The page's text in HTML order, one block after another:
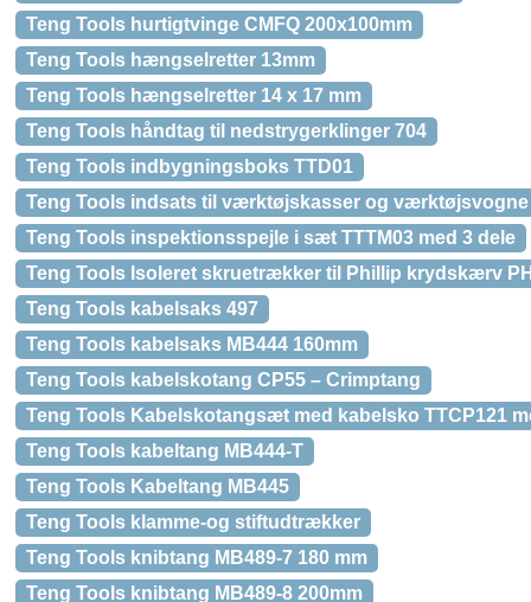
Teng Tools hurtigtvinge CMFQ 200x100mm
Teng Tools hængselretter 13mm
Teng Tools hængselretter 14 x 17 mm
Teng Tools håndtag til nedstrygerklinger 704
Teng Tools indbygningsboks TTD01
Teng Tools indsats til værktøjskasser og værktøjsvogne
Teng Tools inspektionsspejle i sæt TTTM03 med 3 dele
Teng Tools Isoleret skruetrækker til Phillip krydskærv
Teng Tools kabelsaks 497
Teng Tools kabelsaks MB444 160mm
Teng Tools kabelskotang CP55 – Crimptang
Teng Tools Kabelskotangsæt med kabelsko TTCP121
Teng Tools kabeltang MB444-T
Teng Tools Kabeltang MB445
Teng Tools klamme-og stiftudtrækker
Teng Tools knibtang MB489-7 180 mm
Teng Tools knibtang MB489-8 200mm